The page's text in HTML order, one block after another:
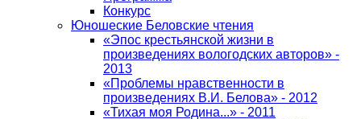
Конкурс
Юношеские Беловские чтения
«Эпос крестьянской жизни в
произведениях вологодских авторов» -
2013
«Проблемы нравственности в
произведениях В.И. Белова» - 2012
«Тихая моя Родина...» - 2011